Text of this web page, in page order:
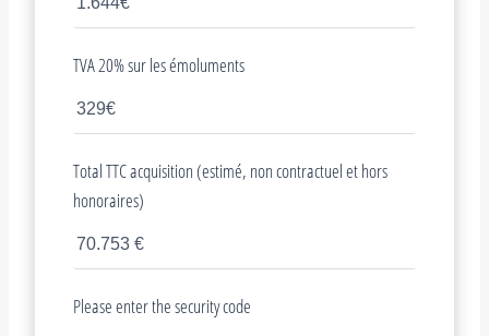
TVA 20% sur les émoluments
Total TTC acquisition (estimé, non contractuel et hors
honoraires)
Please enter the security code